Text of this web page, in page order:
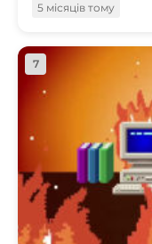
5 місяців тому
7